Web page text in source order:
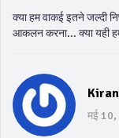
क्या हम वाकई इतने जल्दी
आकलन करना... क्या यही
मई